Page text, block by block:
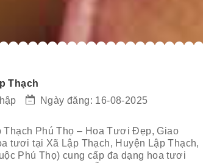
Thạch
Ngày đăng: 16-08-2025
Thạch Phú Thọ – Hoa Tươi Đẹp, Giao
tươi tại Xã Lập Thạch, Huyện Lập Thạch,
Phú Thọ) cung cấp đa dạng hoa tươi